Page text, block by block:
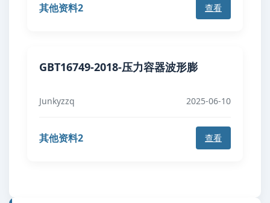
其他资料2 查看
GBT16749-2018-压力容器波形膨
Junkyzzq 2025-06-10
其他资料2 查看